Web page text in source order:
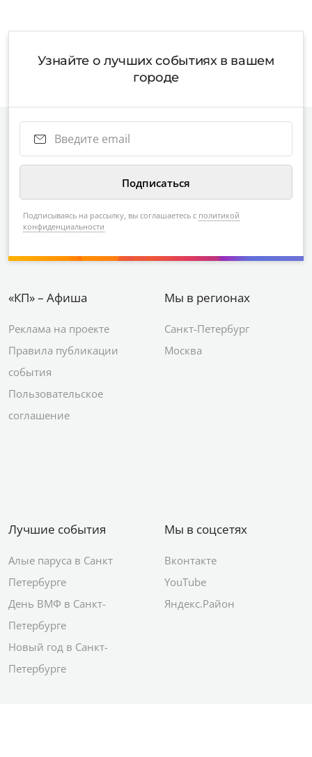
Узнайте о лучших событиях в вашем
городе
Подписываясь на рассылку, вы соглашаетесь с политикой
конфиденциальности
«КП» – Афиша
Реклама на проекте
Правила публикации
события
Пользовательское
соглашение
Мы в регионах
Санкт-Петербург
Москва
Лучшие события
Алые паруса в Санкт
Петербурге
День ВМФ в Санкт-
Петербурге
Новый год в Санкт-
Петербурге
Мы в соцсетях
Вконтакте
YouTube
Яндекс.Район